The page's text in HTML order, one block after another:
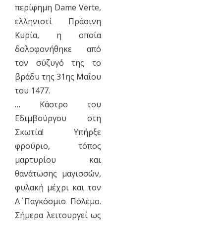
περίφημη Dame Verte,
ελληνιστί Πράσινη
Κυρία, η οποία
δολοφονήθηκε από
τον σύζυγό της το
βράδυ της 31ης Μαΐου
του 1477.
… Κάστρο του
Εδιμβούργου στη
Σκωτία! Υπήρξε
φρούριο, τόπος
μαρτυρίου και
θανάτωσης μαγισσών,
φυλακή μέχρι και τον
Α΄ Παγκόσμιο Πόλεμο.
Σήμερα λειτουργεί ως